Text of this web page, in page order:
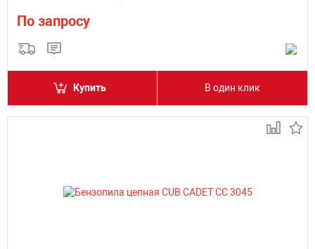
По запросу
Купить В один клик